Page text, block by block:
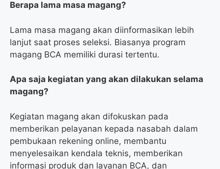
Berapa lama masa magang?
Lama masa magang akan diinformasikan lebih
lanjut saat proses seleksi. Biasanya program
magang BCA memiliki durasi tertentu.
Apa saja kegiatan yang akan dilakukan selama
magang?
Kegiatan magang akan difokuskan pada
memberikan pelayanan kepada nasabah dalam
pembukaan rekening online, membantu
menyelesaikan kendala teknis, memberikan
informasi produk dan layanan BCA, dan